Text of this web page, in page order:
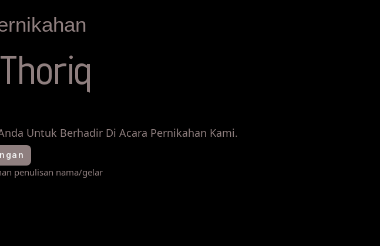
Untuk Berhadir Di Acara Pernikahan Kami.
penulisan nama/gelar